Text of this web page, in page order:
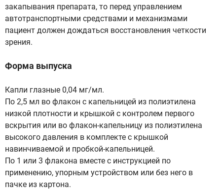
закапывания препарата, то перед управлением
автотранспортными средствами и механизмами
пациент должен дождаться восстановления четкости
зрения.
Форма выпуска
Капли глазные 0,04 мг/мл.
По 2,5 мл во флакон с капельницей из полиэтилена
низкой плотности и крышкой с контролем первого
вскрытия или во флакон-капельницу из полиэтилена
высокого давления в комплекте с крышкой
навинчиваемой и пробкой-капельницей.
По 1 или 3 флакона вместе с инструкцией по
применению, упорным устройством или без него в
пачке из картона.